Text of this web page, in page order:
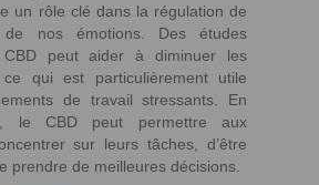
un rôle clé dans la régulation de
nos émotions. Des études
peut aider à diminuer les
ce qui est particulièrement utile
de travail stressants. En
le CBD peut permettre aux
sur leurs tâches, d’être
prendre de meilleures décisions.